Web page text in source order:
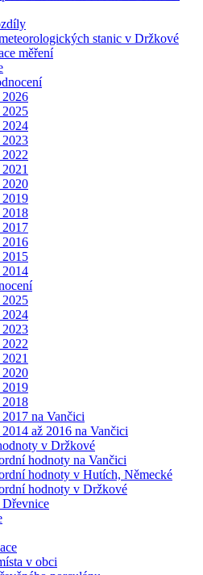
stanic v Držkové
měření
na Vančici
až 2016 na Vančici
v Držkové
hodnoty na Vančici
hodnoty v Hutích, Německé
hodnoty v Držkové
v obci